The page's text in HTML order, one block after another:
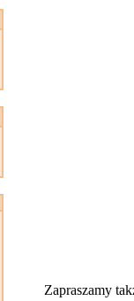
Zapraszamy